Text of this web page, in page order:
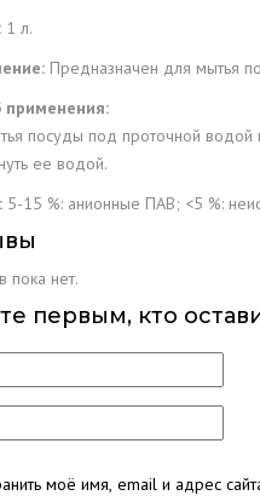
1 л.
Предназначен для мытья
применения:
посуды под проточной водой
ее водой.
5-15 %: анионные ПАВ; <5 %:
пока нет.
первым, кто
моё имя, email и адрес